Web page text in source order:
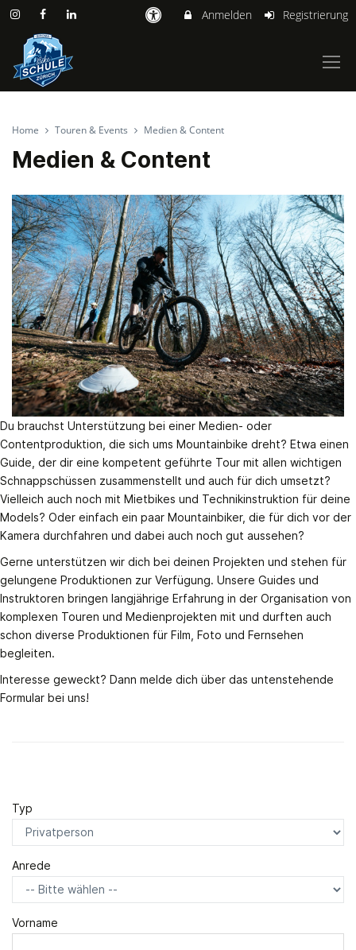
Anmelden Registrierung
Home Touren & Events Medien & Content
Medien & Content
Du brauchst Unterstützung bei einer Medien- oder
Contentproduktion, die sich ums Mountainbike dreht? Etwa einen
Guide, der dir eine kompetent geführte Tour mit allen wichtigen
Schnappschüssen zusammenstellt und auch für dich umsetzt?
Vielleich auch noch mit Mietbikes und Technikinstruktion für deine
Models? Oder einfach ein paar Mountainbiker, die für dich vor der
Kamera durchfahren und dabei auch noch gut aussehen?
Gerne unterstützen wir dich bei deinen Projekten und stehen für
gelungene Produktionen zur Verfügung. Unsere Guides und
Instruktoren bringen langjährige Erfahrung in der Organisation von
komplexen Touren und Medienprojekten mit und durften auch
schon diverse Produktionen für Film, Foto und Fernsehen
begleiten.
Interesse geweckt? Dann melde dich über das untenstehende
Formular bei uns!
Typ
Anrede
Vorname